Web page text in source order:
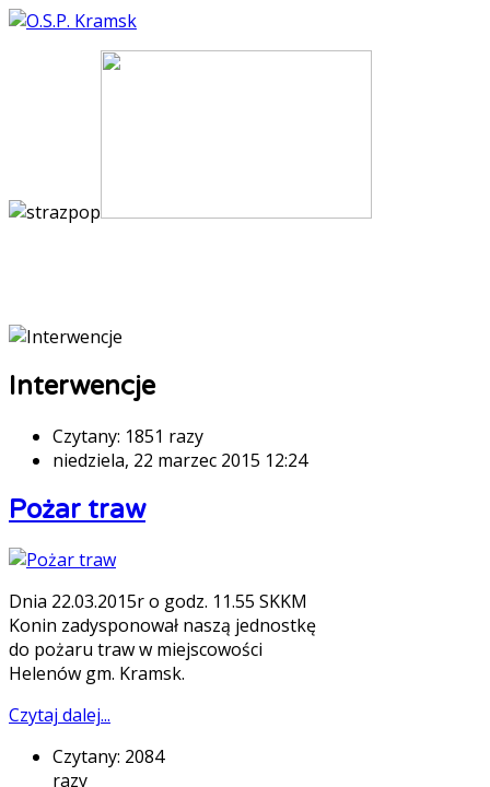
Interwencje
Czytany: 1851 razy
niedziela, 22 marzec 2015 12:24
Pożar traw
Dnia 22.03.2015r o godz. 11.55 SKKM
Konin zadysponował naszą jednostkę
do pożaru traw w miejscowości
Helenów gm. Kramsk.
Czytaj dalej...
Czytany: 2084
razy